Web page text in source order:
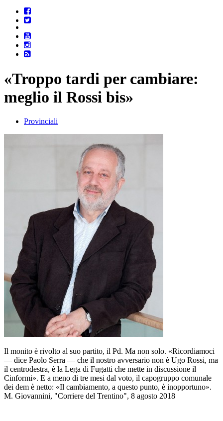
«Troppo tardi per cambiare:
meglio il Rossi bis»
Provinciali
Il monito è rivolto al suo partito, il Pd. Ma non solo. «Ricordiamoci
— dice Paolo Serra — che il nostro avversario non è Ugo Rossi, ma
il centrodestra, è la Lega di Fugatti che mette in discussione il
Cinformi». E a meno di tre mesi dal voto, il capogruppo comunale
dei dem è netto: «Il cambiamento, a questo punto, è inopportuno».
M. Giovannini, "Corriere del Trentino", 8 agosto 2018